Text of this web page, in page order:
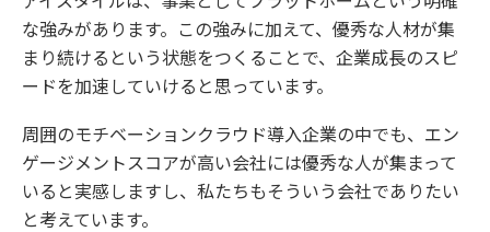
な強みがあります。この強みに加えて、優秀な人材が集
まり続けるという状態をつくることで、企業成長のスピ
ードを加速していけると思っています。
周囲のモチベーションクラウド導入企業の中でも、エン
ゲージメントスコアが高い会社には優秀な人が集まって
いると実感しますし、私たちもそういう会社でありたい
と考えています。